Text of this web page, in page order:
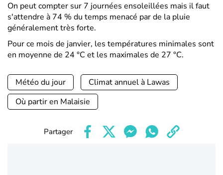
On peut compter sur 7 journées ensoleillées mais il faut
s'attendre à 74 % du temps menacé par de la pluie
généralement très forte.
Pour ce mois de janvier, les températures minimales sont
en moyenne de 24 °C et les maximales de 27 °C.
Météo du jour
Climat annuel à Lawas
Où partir en Malaisie
Partager